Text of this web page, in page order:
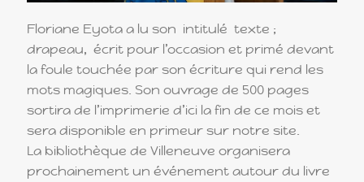
Floriane Eyota a lu son intitulé texte ;
drapeau, écrit pour l’occasion et primé devant
la foule touchée par son écriture qui rend les
mots magiques. Son ouvrage de 500 pages
sortira de l’imprimerie d’ici la fin de ce mois et
sera disponible en primeur sur notre site.
La bibliothèque de Villeneuve organisera
prochainement un événement autour du livre